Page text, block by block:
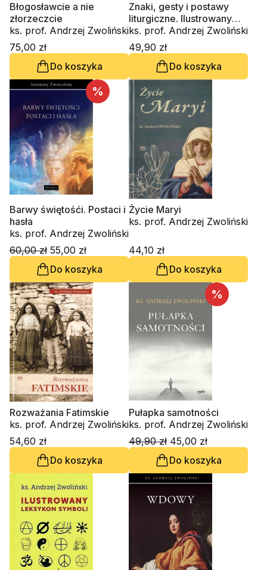
Błogosławcie a nie
złorzeczcie
ks. prof. Andrzej Zwoliński
75,00 zł
Do koszyka
Znaki, gesty i postawy
liturgiczne. Ilustrowany
przewodnik
ks. prof. Andrzej Zwoliński
49,90 zł
Do koszyka
%
Barwy świętośći. Postaci i
hasła
ks. prof. Andrzej Zwoliński
60,00 zł 55,00 zł
Do koszyka
Życie Maryi
ks. prof. Andrzej Zwoliński
44,10 zł
Do koszyka
Rozważania Fatimskie
ks. prof. Andrzej Zwoliński
54,60 zł
Do koszyka
%
Pułapka samotności
ks. prof. Andrzej Zwoliński
49,90 zł 45,00 zł
Do koszyka